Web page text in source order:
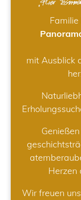
mit Ausblick
Herzen
Wir freuen